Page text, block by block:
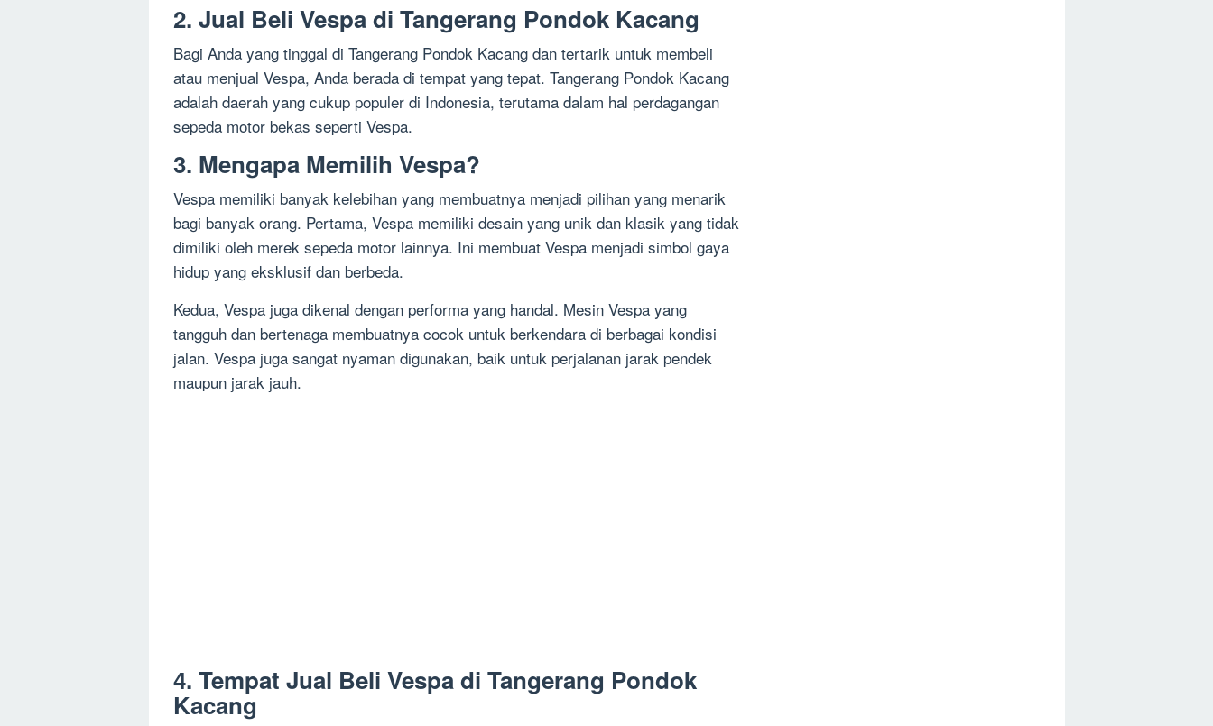
2. Jual Beli Vespa di Tangerang Pondok Kacang
Bagi Anda yang tinggal di Tangerang Pondok Kacang dan tertarik untuk membeli
atau menjual Vespa, Anda berada di tempat yang tepat. Tangerang Pondok Kacang
adalah daerah yang cukup populer di Indonesia, terutama dalam hal perdagangan
sepeda motor bekas seperti Vespa.
3. Mengapa Memilih Vespa?
Vespa memiliki banyak kelebihan yang membuatnya menjadi pilihan yang menarik
bagi banyak orang. Pertama, Vespa memiliki desain yang unik dan klasik yang tidak
dimiliki oleh merek sepeda motor lainnya. Ini membuat Vespa menjadi simbol gaya
hidup yang eksklusif dan berbeda.
Kedua, Vespa juga dikenal dengan performa yang handal. Mesin Vespa yang
tangguh dan bertenaga membuatnya cocok untuk berkendara di berbagai kondisi
jalan. Vespa juga sangat nyaman digunakan, baik untuk perjalanan jarak pendek
maupun jarak jauh.
4. Tempat Jual Beli Vespa di Tangerang Pondok
Kacang